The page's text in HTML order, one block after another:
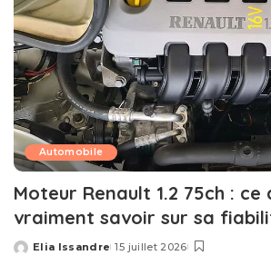
Automobile
Moteur Renault 1.2 75ch : ce
vraiment savoir sur sa
Posted
Elia Issandre 15 juillet 2026